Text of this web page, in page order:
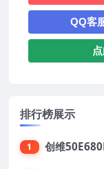
QQ客
排行榜展示
1 创维